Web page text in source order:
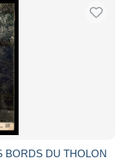
BORDS DU THOLON